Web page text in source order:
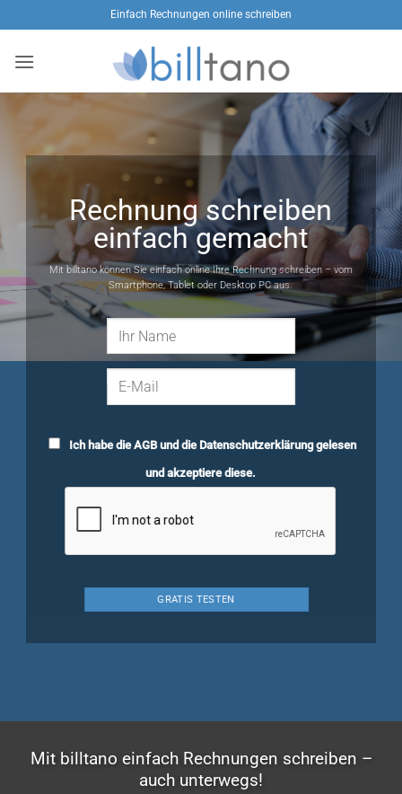
Inhalt
springen
Einfach Rechnungen online schreiben
Rechnung schreiben
einfach gemacht
Mit billtano können Sie einfach online Ihre Rechnung schreiben – vom
Smartphone, Tablet oder Desktop PC aus.
Ich habe dieAGBund die Datenschutzerklärunggelesen
und akzeptiere diese.
Mit billtano einfach Rechnungen schreiben –
auch unterwegs!